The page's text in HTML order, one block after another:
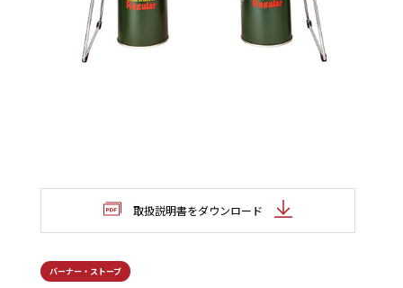
取扱説明書をダウンロード
バーナー・ストーブ